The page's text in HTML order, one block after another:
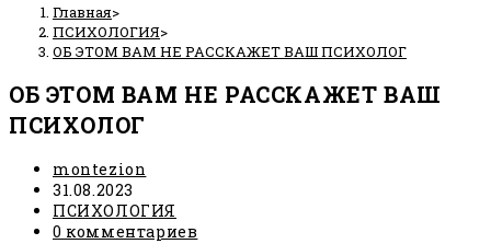
Главная>
ПСИХОЛОГИЯ>
ОБ ЭТОМ ВАМ НЕ РАССКАЖЕТ ВАШ ПСИХОЛОГ
ОБ ЭТОМ ВАМ НЕ РАССКАЖЕТ ВАШ
ПСИХОЛОГ
Автор
записи:
montezion
Запись
опубликована:
31.08.2023
Рубрика
записи:
ПСИХОЛОГИЯ
Комментарии
0 комментариев